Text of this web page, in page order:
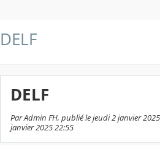
DELF
DELF
Par Admin FH, publié le jeudi 2 janvier
janvier 2025 22:55